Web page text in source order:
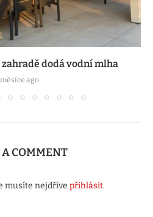
dodá vodní mlha
ago
COMMENT
musíte nejdříve přihlásit.